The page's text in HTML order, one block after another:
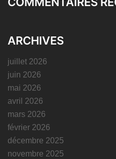
ARCHIVES
juillet 2026
juin 2026
mai 2026
avril 2026
mars 2026
février 2026
décembre 2025
novembre 2025